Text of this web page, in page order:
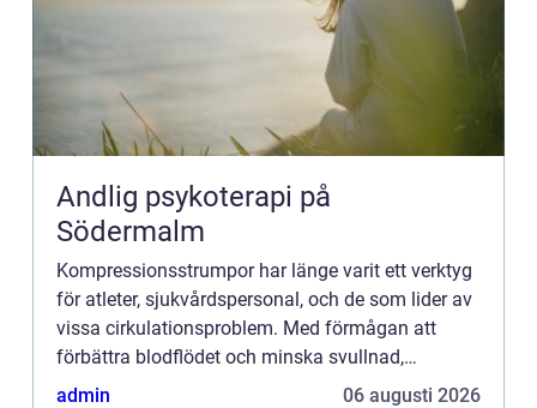
Andlig psykoterapi på
Södermalm
Kompressionsstrumpor har länge varit ett verktyg
för atleter, sjukvårdspersonal, och de som lider av
vissa cirkulationsproblem. Med förmågan att
förbättra blodflödet och minska svullnad,
representerar denna t...
admin 06 augusti 2026